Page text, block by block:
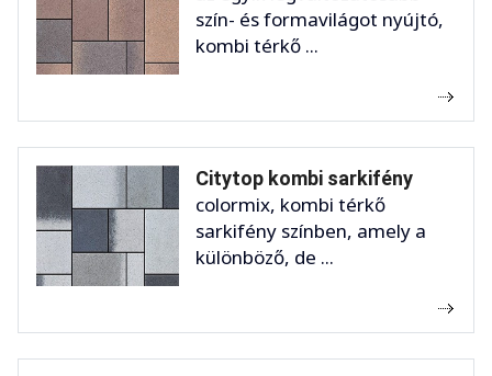
szín- és formavilágot nyújtó,
kombi térkő ...
Citytop kombi sarkifény
colormix, kombi térkő
sarkifény színben, amely a
különböző, de ...